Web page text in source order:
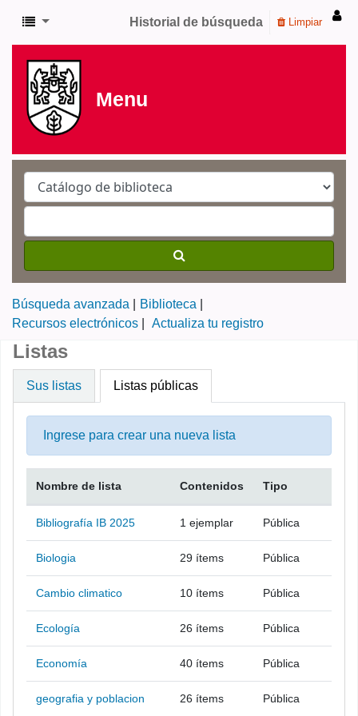
Historial de búsqueda Limpiar
Menu
Búsqueda avanzada
Biblioteca
Recursos electrónicos
Actualiza tu registro
Listas
Sus listas Listas públicas
Ingrese para crear una nueva lista
Nombre de lista Contenidos Tipo
Bibliografía IB 2025 1 ejemplar Pública
Biologia 29 ítems Pública
Cambio climatico 10 ítems Pública
Ecología 26 ítems Pública
Economía 40 ítems Pública
geografia y poblacion 26 ítems Pública